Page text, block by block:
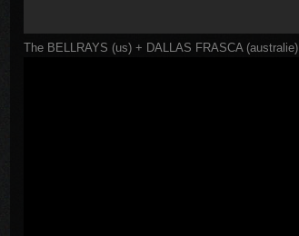
The BELLRAYS (us) + DALLAS FRASCA (australie)